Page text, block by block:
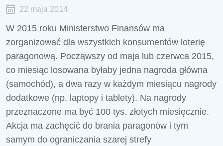
22 maja 2014
W 2015 roku Ministerstwo Finansów ma
zorganizować dla wszystkich konsumentów loterię
paragonową. Począwszy od maja lub czerwca 2015,
co miesiąc losowana byłaby jedna nagroda główna
(samochód), a dwa razy w każdym miesiącu nagrody
dodatkowe (np. laptopy i tablety). Na nagrody
przeznaczone ma być 100 tys. złotych miesięcznie.
Akcja ma zachęcić do brania paragonów i tym
samym do ograniczania szarej strefy